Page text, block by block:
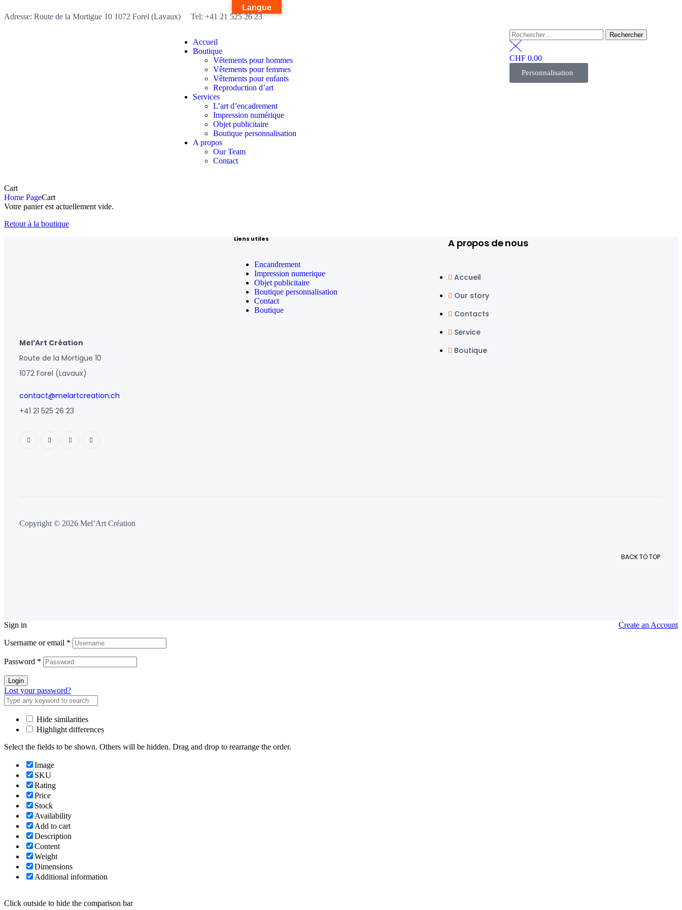
Adresse: Route de la Mortigue 10 1072 Forel (Lavaux) Tel: +41 21 525 26 23
Accueil
Boutique
Vêtements pour hommes
Vêtements pour femmes
Vêtements pour enfants
Reproduction d’art
Services
L’art d’encadrement
Impression numérique
Objet publicitaire
Boutique personnalisation
A propos
Our Team
Contact
CHF 0.00
Personnalisation
Cart
Home PageCart
Votre panier est actuellement vide.
Retour à la boutique
Mel’Art Création
Route de la Mortigue 10
1072 Forel (Lavaux)
contact@melartcreation.ch
+41 21 525 26 23
Liens utiles
Encandrement
Impression numerique
Objet publicitaire
Boutique personnalisation
Contact
Boutique
A propos de nous
Accueil
Our story
Contacts
Service
Boutique
Copyright © 2026 Mel’Art Création
BACK TO TOP
Sign in Create an Account
Username or email *
Password *
Login
Lost your password?
Langue
Hide similarities
Highlight differences
Select the fields to be shown. Others will be hidden. Drag and drop to rearrange the order.
Image
SKU
Rating
Price
Stock
Availability
Add to cart
Description
Content
Weight
Dimensions
Additional information
Click outside to hide the comparison bar